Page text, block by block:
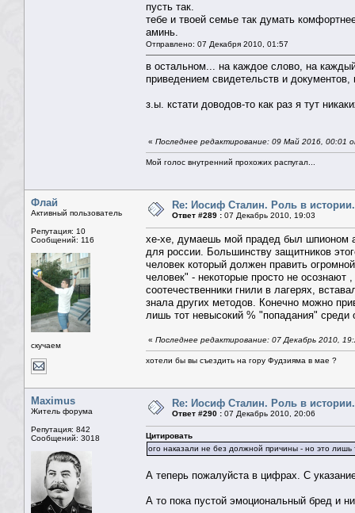
пусть так.
тебе и твоей семье так думать
аминь.
Отправлено: 07 Декабря 2010, 01:57
в остальном... на каждое слово, на
приведением свидетельств и
з.ы. кстати доводов-то как раз я тут
« Последнее редактирование: 09 Май 2016, 00:01
Мой голос внутренний прохожих распугал...
Флай
Активный пользователь
Репутация: 10
Сообщений: 116
скучаем
Re: Иосиф Сталин. Роль в истории.
Ответ #289 : 07 Декабрь 2010, 19:03
хе-хе, думаешь мой прадед был шпионом
для россии. Большинству защитников
человек который должен править
человек" - некоторые просто не осознают
соотечественники гнили в лагерях,
знала других методов. Конечно можно
лишь тот невысокий % "попадания" среди
« Последнее редактирование: 07 Декабрь 2010,
хотели бы вы съездить на гору Фудзияма в мае ?
Maximus
Житель форума
Репутация: 842
Сообщений: 3018
Re: Иосиф Сталин. Роль в истории.
Ответ #290 : 07 Декабрь 2010, 20:06
Цитировать
ого наказали не без должной причины - но это
А теперь пожалуйста в цифрах. С
А то пока пустой эмоциональный бред и